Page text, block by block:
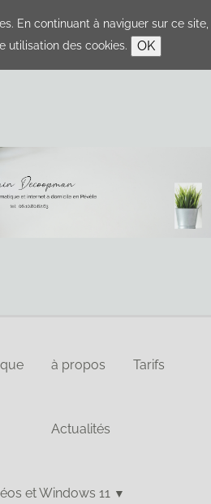
En continuant à naviguer sur ce site,
utilisation des cookies.
OK
à propos Tarifs
Actualités
et Windows 11 ▼